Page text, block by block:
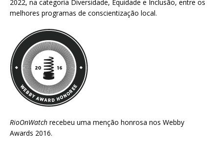
2022, na categoria Diversidade, Equidade e Inclusão, entre os
melhores programas de conscientização local.
RioOnWatch recebeu uma menção honrosa nos Webby
Awards 2016.